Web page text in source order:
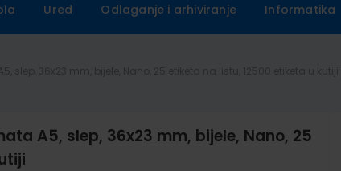
Ured Odlaganje i arhiviranje Informatika
A5, slep, 36x23 mm, bijele, Nano, 25